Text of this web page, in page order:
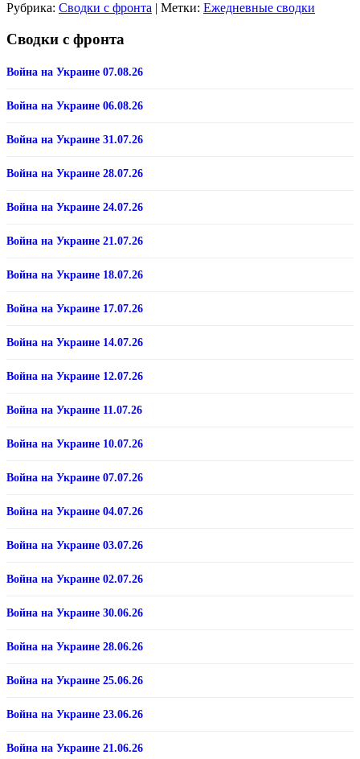
Рубрика: Сводки с фронта | Метки: Ежедневные сводки
Сводки с фронта
Война на Украине 07.08.26
Война на Украине 06.08.26
Война на Украине 31.07.26
Война на Украине 28.07.26
Война на Украине 24.07.26
Война на Украине 21.07.26
Война на Украине 18.07.26
Война на Украине 17.07.26
Война на Украине 14.07.26
Война на Украине 12.07.26
Война на Украине 11.07.26
Война на Украине 10.07.26
Война на Украине 07.07.26
Война на Украине 04.07.26
Война на Украине 03.07.26
Война на Украине 02.07.26
Война на Украине 30.06.26
Война на Украине 28.06.26
Война на Украине 25.06.26
Война на Украине 23.06.26
Война на Украине 21.06.26